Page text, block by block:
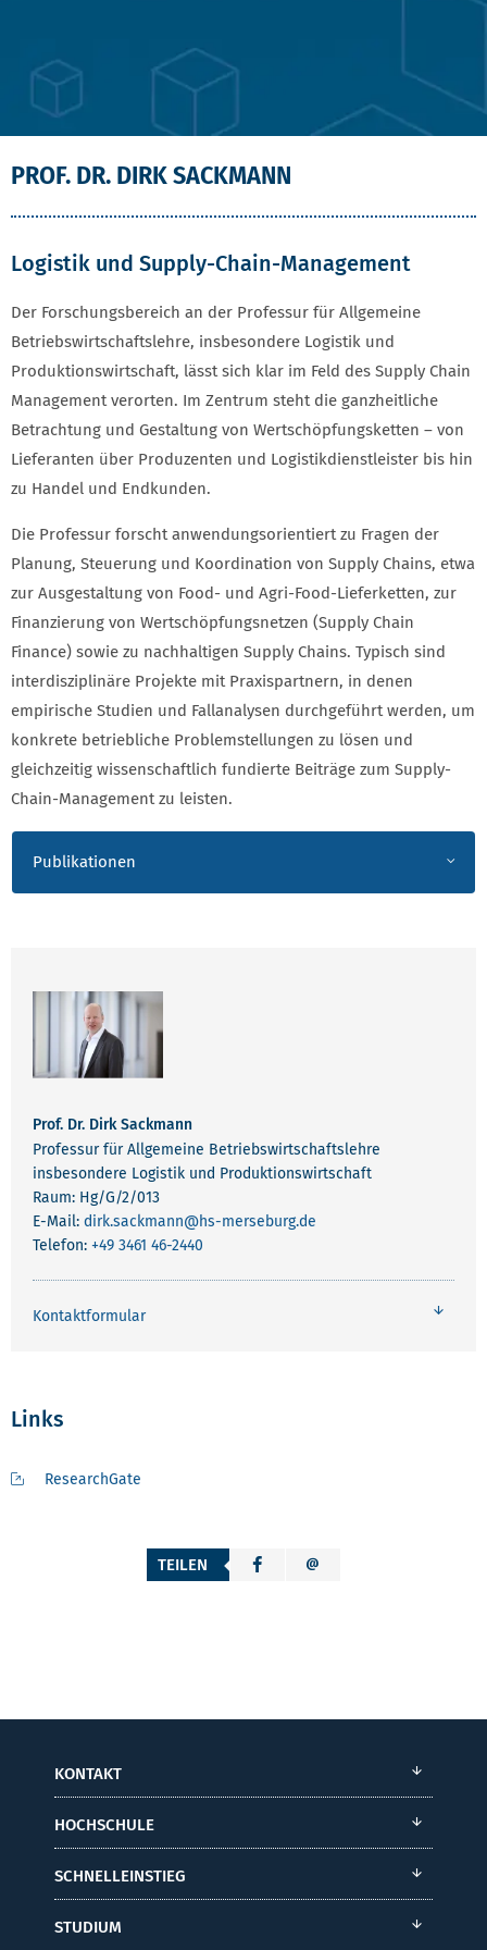
PROF. DR. DIRK SACKMANN
Logistik und Supply-Chain-Management
Der Forschungsbereich an der Professur für Allgemeine
Betriebswirtschaftslehre, insbesondere Logistik und
Produktionswirtschaft, lässt sich klar im Feld des Supply Chain
Management verorten. Im Zentrum steht die ganzheitliche
Betrachtung und Gestaltung von Wertschöpfungsketten – von
Lieferanten über Produzenten und Logistikdienstleister bis hin
zu Handel und Endkunden.
Die Professur forscht anwendungsorientiert zu Fragen der
Planung, Steuerung und Koordination von Supply Chains, etwa
zur Ausgestaltung von Food- und Agri-Food-Lieferketten, zur
Finanzierung von Wertschöpfungsnetzen (Supply Chain
Finance) sowie zu nachhaltigen Supply Chains. Typisch sind
interdisziplinäre Projekte mit Praxispartnern, in denen
empirische Studien und Fallanalysen durchgeführt werden, um
konkrete betriebliche Problemstellungen zu lösen und
gleichzeitig wissenschaftlich fundierte Beiträge zum Supply-
Chain-Management zu leisten.
Publikationen
Prof. Dr. Dirk Sackmann
Professur für Allgemeine Betriebswirtschaftslehre
insbesondere Logistik und Produktionswirtschaft
Raum: Hg/G/2/013
E-Mail: dirk.sackmann@hs-merseburg.de
Telefon: +49 3461 46-2440
Kontaktformular
Links
ResearchGate
TEILEN
KONTAKT
HOCHSCHULE
SCHNELLEINSTIEG
STUDIUM